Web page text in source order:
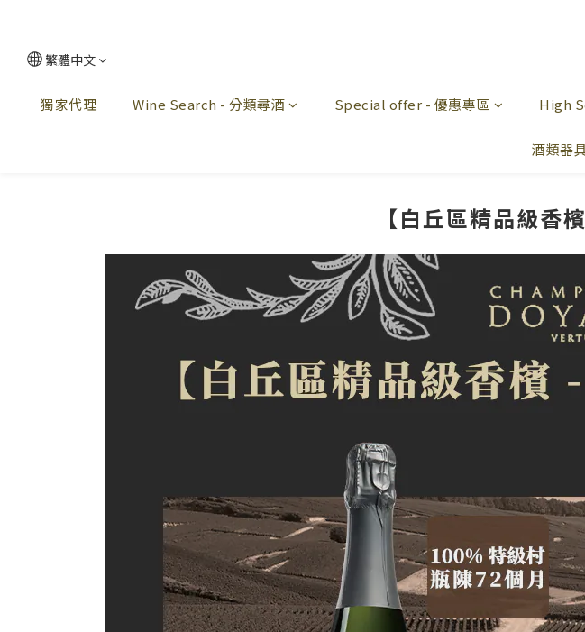
繁體中文
獨家代理 Wine Search - 分類尋酒 Special offer - 優惠專區 High
酒類器
【白丘區精品級香